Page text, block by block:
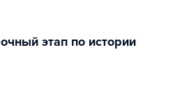
этап по истории